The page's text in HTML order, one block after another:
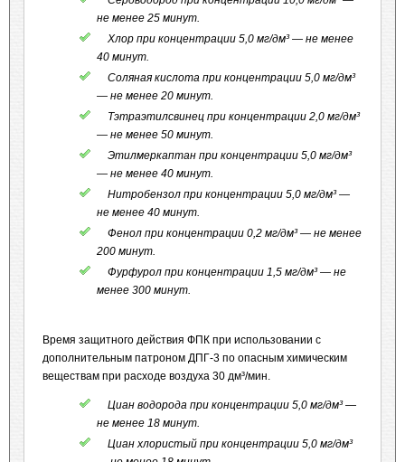
не менее 25 минут.
Хлор при концентрации 5,0 мг/дм³ — не менее
40 минут.
Соляная кислота при концентрации 5,0 мг/дм³
— не менее 20 минут.
Тэтраэтилсвинец при концентрации 2,0 мг/дм³
— не менее 50 минут.
Этилмеркаптан при концентрации 5,0 мг/дм³
— не менее 40 минут.
Нитробензол при концентрации 5,0 мг/дм³ —
не менее 40 минут.
Фенол при концентрации 0,2 мг/дм³ — не менее
200 минут.
Фурфурол при концентрации 1,5 мг/дм³ — не
менее 300 минут.
Время защитного действия ФПК при использовании с
дополнительным патроном ДПГ-3 по опасным химическим
веществам при расходе воздуха 30 дм³/мин.
Циан водорода при концентрации 5,0 мг/дм³ —
не менее 18 минут.
Циан хлористый при концентрации 5,0 мг/дм³